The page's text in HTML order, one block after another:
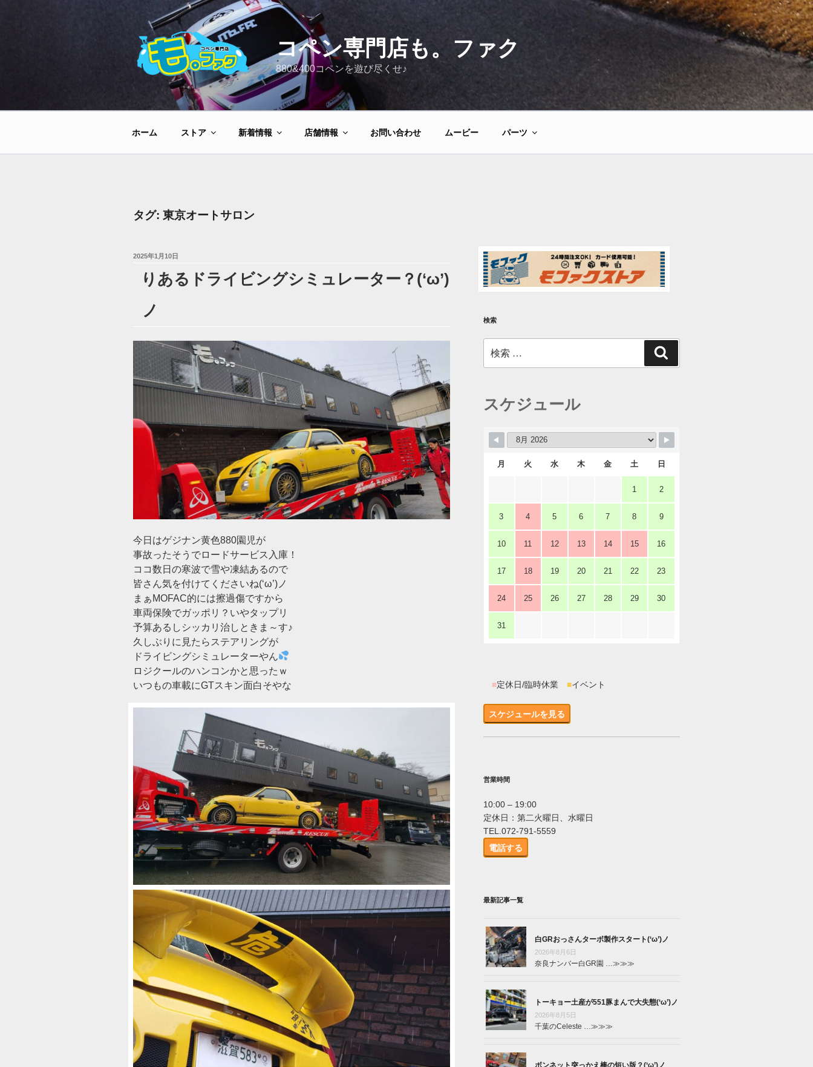
キ
コペン専門店も。ファク
880&400コペンを遊び尽くせ♪
ホーム ストア 新着情報 店舗情報 お問い合わせ ムービー パーツ
タグ: 東京オートサロン
投
2025年1月10日
りあるドライビングシミュレーター？(‘ω’)
ノ
今日はゲジナン黄色880園児が
事故ったそうでロードサービス入庫！
ココ数日の寒波で雪や凍結あるので
皆さん気を付けてくださいね(‘ω’)ノ
まぁMOFAC的には擦過傷ですから
車両保険でガッポリ？いやタップリ
予算あるしシッカリ治しときま～す♪
久しぶりに見たらステアリングが
ドライビングシミュレーターやん
ロジクールのハンコンかと思ったｗ
いつもの車載にGTスキン面白そやな
検索
索:
索
スケジュール
月 火 水 木 金 土 日
1 2
3 4 5 6 7 8 9
10 11 12 13 14 15 16
17 18 19 20 21 22 23
24 25 26 27 28 29 30
31
■定休日/臨時休業 ■イベント
スケジュールを見る
営業時間
10:00 – 19:00
定休日：第二火曜日、水曜日
TEL.072-791-5559
電話する
最新記事一覧
白GRおっさんターボ製作スタート(‘ω’)ノ
2026年8月6日
奈良ナンバー白GR園 …≫≫≫
トーキョー土産が551豚まんで大失態(‘ω’)ノ
2026年8月5日
千葉のCeleste …≫≫≫